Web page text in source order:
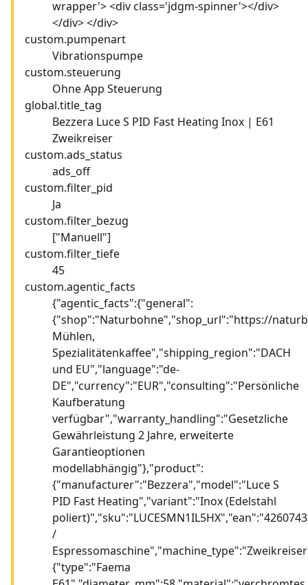
wrapper'> <div class='jdgm-spinner'></div>
</div> </div>
custom.pumpenart
Vibrationspumpe
custom.steuerung
Ohne App Steuerung
global.title_tag
Bezzera Luce S PID Fast Heating Inox | E61
Zweikreiser
custom.ads_status
ads_off
custom.filter_pid
Ja
custom.filter_bezug
["Manuell"]
custom.filter_tiefe
45
custom.agentic_facts
{"agentic_facts":{"general":
{"shop":"Naturbohne","shop_url":"https://
Mühlen,
Spezialitätenkaffee","shipping_region":"DACH
und EU","language":"de-
DE","currency":"EUR","consulting":"Persönliche
Kaufberatung
verfügbar","warranty_handling":"Gesetzliche
Gewährleistung 2 Jahre, erweiterte
Garantieoptionen
modellabhängig"},"product":
{"manufacturer":"Bezzera","model":"Luce S
PID Fast Heating","variant":"Inox (Edelstahl
/
{"type":"Faema